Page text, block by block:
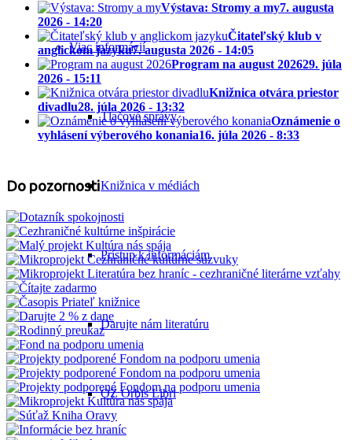
Viac informácií
Tlačové správy
Knižnica v médiách
Prístup k informáciám
Darujte nám literatúru
OZ Orbis Libri
Výstava: Stromy a my7. augusta
2026 - 14:20
Čitateľský klub v
anglickom jazyku7. augusta 2026 - 14:05
Program na august 202629. júla
2026 - 15:11
Knižnica otvára priestor
divadlu28. júla 2026 - 13:32
Oznámenie o
vyhlásení výberového konania16. júla 2026 - 8:33
Do pozornosti